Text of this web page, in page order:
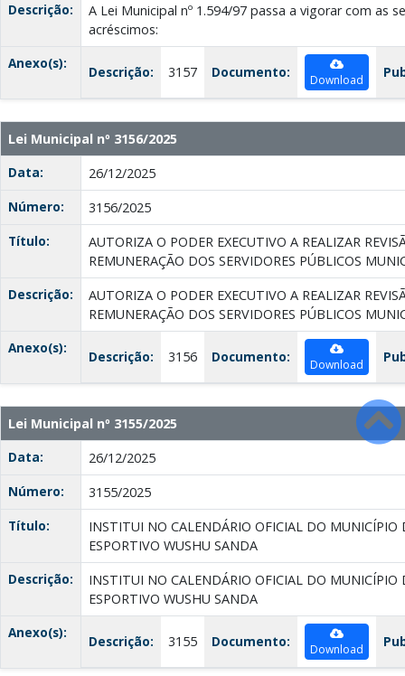
Descrição:
A Lei Municipal nº 1.594/97 passa a vigorar com as
acréscimos:
Anexo(s):
Descrição: 3157 Documento: Download
Lei Municipal nº 3156/2025
Data:
26/12/2025
Número:
3156/2025
Título:
AUTORIZA O PODER EXECUTIVO A REALIZAR
REMUNERAÇÃO DOS SERVIDORES PÚBLICOS
Descrição:
AUTORIZA O PODER EXECUTIVO A REALIZAR
REMUNERAÇÃO DOS SERVIDORES PÚBLICOS
Anexo(s):
Descrição: 3156 Documento: Download
Lei Municipal nº 3155/2025
Data:
26/12/2025
Número:
3155/2025
Título:
INSTITUI NO CALENDÁRIO OFICIAL DO MUNICÍPIO
ESPORTIVO WUSHU SANDA
Descrição:
INSTITUI NO CALENDÁRIO OFICIAL DO MUNICÍPIO
ESPORTIVO WUSHU SANDA
Anexo(s):
Descrição: 3155 Documento: Download